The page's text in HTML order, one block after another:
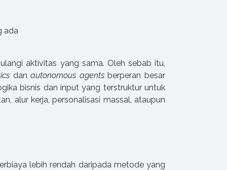
ada
aktivitas yang sama. Oleh sebab itu,
danautonomous agentsberperan besar
bisnis dan input yang terstruktur untuk
alur kerja, personalisasi massal, ataupun
lebih rendah daripada metode yang